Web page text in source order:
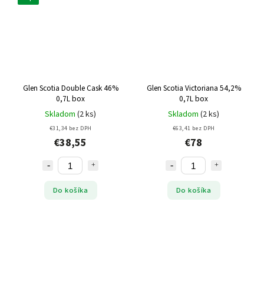
Glen Scotia Double Cask 46%
0,7L box
Skladom (2 ks)
€31,34 bez DPH
€38,55
Do košíka
Glen Scotia Victoriana 54,2%
0,7L box
Skladom (2 ks)
€63,41 bez DPH
€78
Do košíka